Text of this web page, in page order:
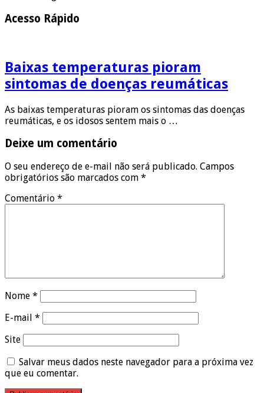
Acesso Rápido
Baixas temperaturas pioram
sintomas de doenças reumáticas
As baixas temperaturas pioram os sintomas das doenças
reumáticas, e os idosos sentem mais o …
Deixe um comentário
O seu endereço de e-mail não será publicado. Campos
obrigatórios são marcados com *
Comentário *
Nome *
E-mail *
Site
Salvar meus dados neste navegador para a próxima vez
que eu comentar.